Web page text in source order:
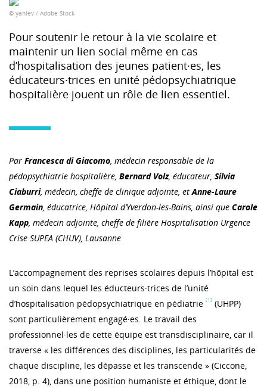
© yanlev / Adobe Stock
Pour soutenir le retour à la vie scolaire et
maintenir un lien social même en cas
d’hospitalisation des jeunes patient·es, les
éducateurs·trices en unité pédopsychiatrique
hospitalière jouent un rôle de lien essentiel.
Par Francesca di Giacomo, médecin responsable de la
pédopsychiatrie hospitalière, Bernard Volz, éducateur, Silvia
Ciaburri, médecin, cheffe de clinique adjointe, etAnne-Laure
Germain, éducatrice, Hôpital d’Yverdon-les-Bains, ainsi que Carole
Kapp, médecin adjointe, cheffe de filière Hospitalisation Urgence
Crise SUPEA (CHUV), Lausanne
L’accompagnement des reprises scolaires depuis l’hôpital est
un soin dans lequel les éducteurs·trices de l’unité
d’hospitalisation pédopsychiatrique en pédiatrie [1] (UHPP)
sont particulièrement engagé·es. Le travail des
professionnel·les de cette équipe est transdisciplinaire, car il
traverse « les différences des disciplines, les particularités de
chaque discipline, les dépasse et les transcende » (Ciccone,
2018, p. 4), dans une position humaniste et éthique, dont le